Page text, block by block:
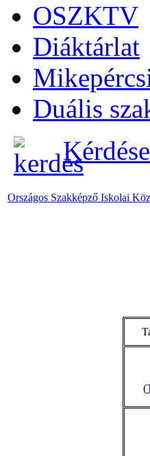
OSZKTV
Diáktárlat
Duális
Országos Szakképző Iskolai
(